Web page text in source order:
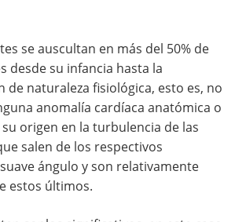
se auscultan en más del 50% de
desde su infancia hasta la
de naturaleza fisiológica, esto es, no
anomalía cardíaca anatómica o
origen en la turbulencia de las
salen de los respectivos
ángulo y son relativamente
estos últimos.